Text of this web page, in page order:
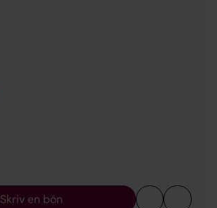
Skriv en bön